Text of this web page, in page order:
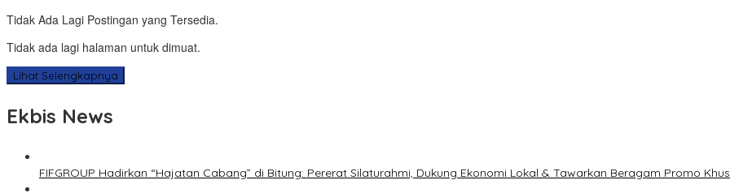
Tidak Ada Lagi Postingan yang Tersedia.
Tidak ada lagi halaman untuk dimuat.
Lihat Selengkapnya
Ekbis News
FIFGROUP Hadirkan “Hajatan Cabang” di Bitung: Pererat Silaturahmi, Dukung Ekonomi Lokal & Tawarkan Beragam Promo